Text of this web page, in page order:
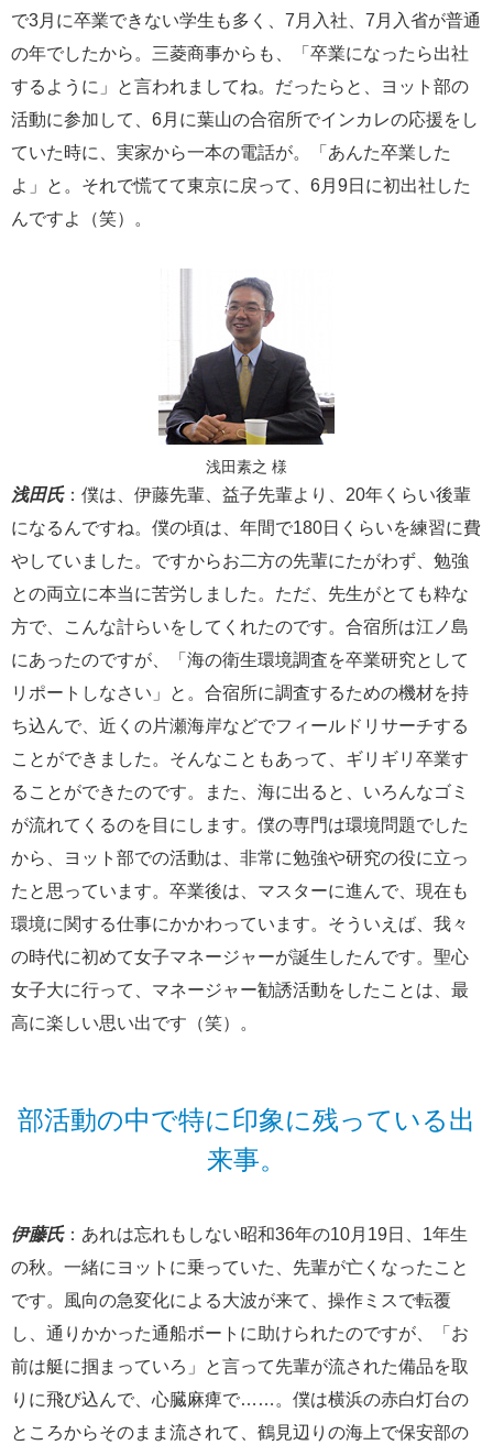
で3月に卒業できない学生も多く、7月入社、7月入省が普通
の年でしたから。三菱商事からも、「卒業になったら出社
するように」と言われましてね。だったらと、ヨット部の
活動に参加して、6月に葉山の合宿所でインカレの応援をし
ていた時に、実家から一本の電話が。「あんた卒業した
よ」と。それで慌てて東京に戻って、6月9日に初出社した
んですよ（笑）。
浅田素之 様
浅田氏：僕は、伊藤先輩、益子先輩より、20年くらい後輩
になるんですね。僕の頃は、年間で180日くらいを練習に費
やしていました。ですからお二方の先輩にたがわず、勉強
との両立に本当に苦労しました。ただ、先生がとても粋な
方で、こんな計らいをしてくれたのです。合宿所は江ノ島
にあったのですが、「海の衛生環境調査を卒業研究として
リポートしなさい」と。合宿所に調査するための機材を持
ち込んで、近くの片瀬海岸などでフィールドリサーチする
ことができました。そんなこともあって、ギリギリ卒業す
ることができたのです。また、海に出ると、いろんなゴミ
が流れてくるのを目にします。僕の専門は環境問題でした
から、ヨット部での活動は、非常に勉強や研究の役に立っ
たと思っています。卒業後は、マスターに進んで、現在も
環境に関する仕事にかかわっています。そういえば、我々
の時代に初めて女子マネージャーが誕生したんです。聖心
女子大に行って、マネージャー勧誘活動をしたことは、最
高に楽しい思い出です（笑）。
部活動の中で特に印象に残っている出
来事。
伊藤氏：あれは忘れもしない昭和36年の10月19日、1年生
の秋。一緒にヨットに乗っていた、先輩が亡くなったこと
です。風向の急変化による大波が来て、操作ミスで転覆
し、通りかかった通船ボートに助けられたのですが、「お
前は艇に掴まっていろ」と言って先輩が流された備品を取
りに飛び込んで、心臓麻痺で……。僕は横浜の赤白灯台の
ところからそのまま流されて、鶴見辺りの海上で保安部の